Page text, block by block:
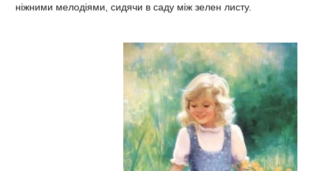
ніжними мелодіями, сидячи в саду між зелен листу.